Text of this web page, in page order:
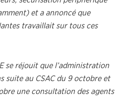
et a annoncé que
travaillait sur tous ces
se réjouit que l’administration
suite au CSAC du 9 octobre et
une consultation des agents